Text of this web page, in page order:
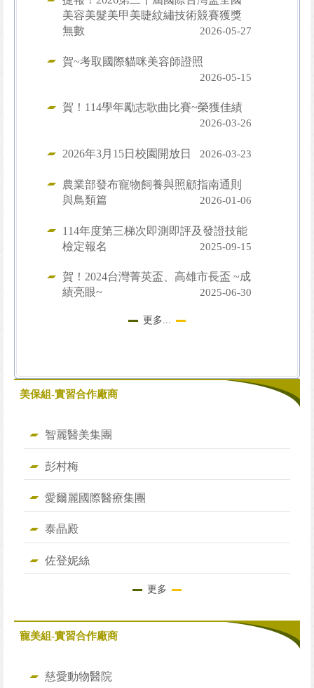
美容美髮美甲美睫紋繡技術競賽獲獎
無數
2026-05-27
賀~考取國際貓咪美容師證照
2026-05-15
賀！114學年勵志歌曲比賽~榮獲佳績
2026-03-26
2026年3月15日校園開放日 2026-03-23
農業部發布寵物飼養與照顧指南通則
與鳥類篇
2026-01-06
114年度第三梯次即測即評及發證技能
檢定報名
2025-09-15
賀！2024台灣菁英盃、高雄市長盃 ~成
績亮眼~
2025-06-30
更多...
美保組-實習合作廠商
智麗醫美集團
彭村梅
愛爾麗國際醫療集團
泰晶殿
佐登妮絲
更多
寵美組-實習合作廠商
慈愛動物醫院